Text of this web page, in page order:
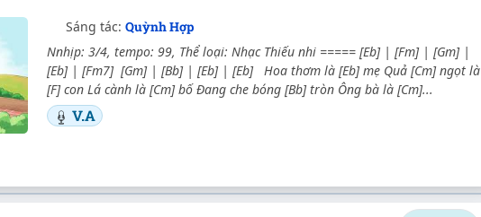
Sáng tác: Quỳnh Hợp
Nnhịp: 3/4, tempo: 99, Thể loại: Nhạc Thiếu nhi ===== [Eb] | [Fm] | [Gm] |
[Eb] | [Fm7] [Gm] | [Bb] | [Eb] | [Eb] Hoa thơm là [Eb] mẹ Quả [Cm] ngọt là
[F] con Lá cành là [Cm] bố Đang che bóng [Bb] tròn Ông bà là [Cm]...
V.A